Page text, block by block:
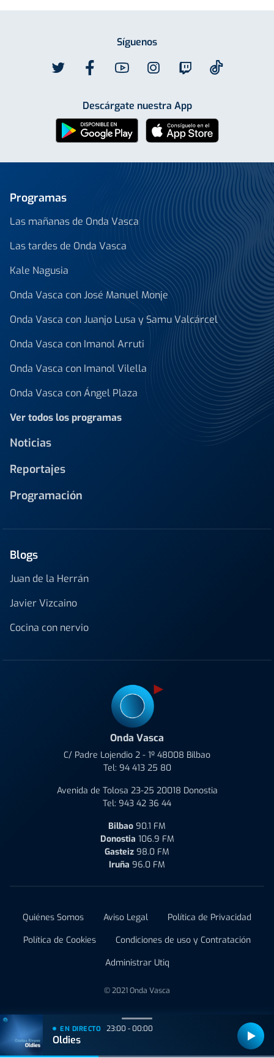
Síguenos
Descárgate nuestra App
Programas
Las mañanas de Onda Vasca
Las tardes de Onda Vasca
Kale Nagusia
Onda Vasca con José Manuel Monje
Onda Vasca con Juanjo Lusa y Samu Valcárcel
Onda Vasca con Imanol Arruti
Onda Vasca con Imanol Vilella
Onda Vasca con Ángel Plaza
Ver todos los programas
Noticias
Reportajes
Programación
Blogs
Juan de la Herrán
Javier Vizcaino
Cocina con nervio
Onda Vasca
C/ Padre Lojendio 2 - 1º 48008 Bilbao
Tel: 94 413 25 80
Avenida de Tolosa 23-25 20018 Donostia
Tel: 943 42 36 44
Bilbao 90.1 FM
Donostia 106.9 FM
Gasteiz 98.0 FM
Iruña 96.0 FM
Quiénes Somos Aviso Legal
Política de Privacidad
Política de Cookies
Condiciones de uso y Contratación
Administrar Utiq
© 2021 Onda Vasca
EN DIRECTO 23:00 - 00:00
Oldies